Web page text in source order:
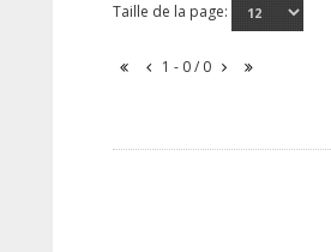
Taille de la page:
1 - 0 / 0